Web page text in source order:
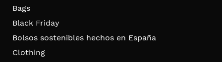
Bags
Black Friday
Bolsos sostenibles hechos en España
Clothing